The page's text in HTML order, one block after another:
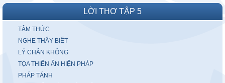
LỜI THƠ TẬP 5
TÂM THỨC
NGHE THẤY BIẾT
LÝ CHÂN KHÔNG
TỌA THIỀN ẨN HIỆN PHÁP
PHÁP TÁNH